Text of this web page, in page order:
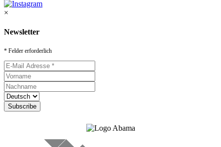
×
Newsletter
* Felder erforderlich